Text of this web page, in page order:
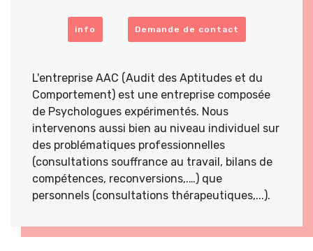
info Demande de contact
L'entreprise AAC (Audit des Aptitudes et du
Comportement) est une entreprise composée
de Psychologues expérimentés. Nous
intervenons aussi bien au niveau individuel sur
des problématiques professionnelles
(consultations souffrance au travail, bilans de
compétences, reconversions,.…) que
personnels (consultations thérapeutiques,...).